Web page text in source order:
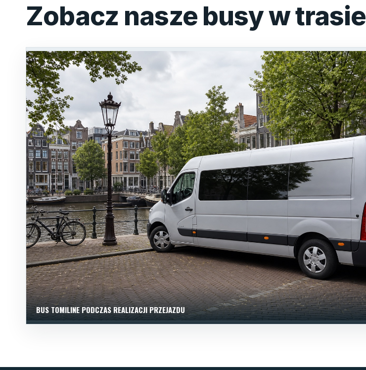
Zobacz nasze busy w trasie
BUS TOMILINE PODCZAS REALIZACJI PRZEJAZDU